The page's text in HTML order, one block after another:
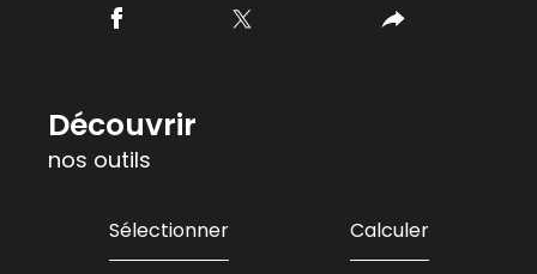
découvrir
nos outils
Sélectionner Calculer